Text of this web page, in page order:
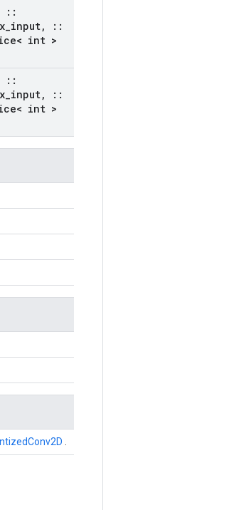
::
input,
::
int >
::
input,
::
int >